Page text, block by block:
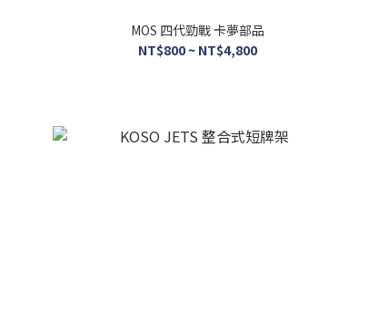
MOS 四代勁戰 卡夢部品
NT$800 ~ NT$4,800